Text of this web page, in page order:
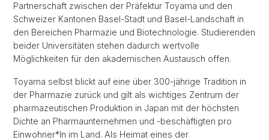
Partnerschaft zwischen der Präfektur Toyama und den
Schweizer Kantonen Basel-Stadt und Basel-Landschaft in
den Bereichen Pharmazie und Biotechnologie. Studierenden
beider Universitäten stehen dadurch wertvolle
Möglichkeiten für den akademischen Austausch offen.
Toyama selbst blickt auf eine über 300-jährige Tradition in
der Pharmazie zurück und gilt als wichtiges Zentrum der
pharmazeutischen Produktion in Japan mit der höchsten
Dichte an Pharmaunternehmen und -beschäftigten pro
Einwohner*In im Land. Als Heimat eines der